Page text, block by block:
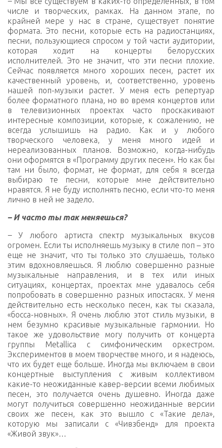
числе и творческих, рамках. На данном этапе, по
крайней мере у нас в стране, существует понятие
формата. Это песни, которые есть на радиостанциях,
песни, пользующиеся спросом у той части аудитории,
которая ходит на концерты белорусских
исполнителей. Это не значит, что эти песни плохие.
Сейчас появляется много хороших песен, растет их
качественный уровень, и, соответственно, уровень
нашей поп-музыки растет. У меня есть репертуар
более форматного плана, но во время концертов или
в телевизионных проектах часто проскакивают
интересные композиции, которые, к сожалению, не
всегда услышишь на радио. Как и у любого
творческого человека, у меня много идей и
нереализованных планов. Возможно, когда-нибудь
они оформятся в «Программу других песен». Но как бы
там ни было, формат, не формат, для себя я всегда
выбираю те песни, которые мне действительно
нравятся. Я не буду исполнять песню, если что-то меня
лично в ней не задело.
– И часто ты так меняешься?
– У любого артиста спектр музыкальных вкусов
огромен. Если ты исполняешь музыку в стиле поп – это
еще не значит, что ты только это слушаешь, только
этим вдохновляешься. Я люблю совершенно разные
музыкальные направления, и в тех или иных
ситуациях, концертах, проектах мне удавалось себя
попробовать в совершенно разных ипостасях. У меня
действительно есть несколько песен, как ты сказала,
«босса-новных». Я очень люблю этот стиль музыки, в
нем безумно красивые музыкальные гармонии. Но
такое же удовольствие могу получить от концерта
группы Metallica с симфоническим оркестром.
Экспериментов в моем творчестве много, и я надеюсь,
что их будет еще больше. Иногда мы включаем в свои
концертные выступления с живым коллективом
какие-то неожиданные кавер-версии всеми любимых
песен, это получается очень душевно. Иногда даже
могут получиться совершенно неожиданные версии
своих же песен, как это вышло с «Такие дела»,
которую мы записали с «Чивзбенд» для проекта
«Живой звук»…